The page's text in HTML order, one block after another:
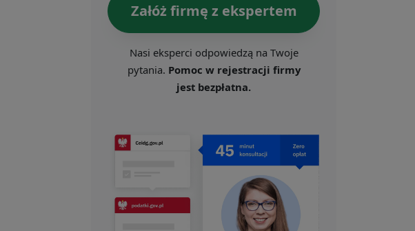
Załóż firmę z ekspertem
Nasi eksperci odpowiedzą na Twoje
pytania. Pomoc w rejestracji firmy
jest bezpłatna.